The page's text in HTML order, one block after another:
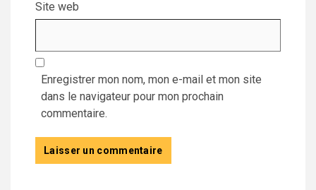
Site web
Enregistrer mon nom, mon e-mail et mon site
dans le navigateur pour mon prochain
commentaire.